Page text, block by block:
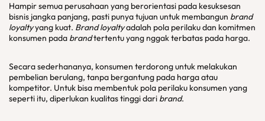
Hampir semua perusahaan yang berorientasi pada kesuksesan
bisnis jangka panjang, pasti punya tujuan untuk membangun brand
loyaltyyang kuat. Brand loyaltyadalah pola perilaku dan komitmen
konsumen pada brandtertentu yang nggak terbatas pada harga.
Secara sederhananya, konsumen terdorong untuk melakukan
pembelian berulang, tanpa bergantung pada harga atau
kompetitor. Untuk bisa membentuk pola perilaku konsumen yang
seperti itu, diperlukan kualitas tinggi dari brand.